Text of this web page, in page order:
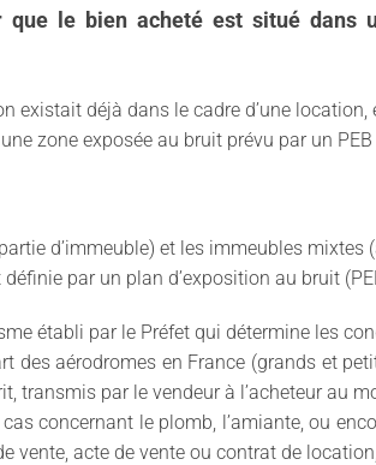
le bien acheté est situé dans
existait déjà dans le cadre d’une
zone exposée au bruit prévu par un PEB
d’immeuble) et les immeubles
par un plan d’exposition au bruit
établi par le Préfet qui détermine les
des aérodromes en France (grands et
transmis par le vendeur à l’acheteur au
concernant le plomb, l’amiante, ou
vente, acte de vente ou contrat de